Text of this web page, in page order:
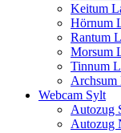
Keitum
Hörnum
Rantum
Morsum
Tinnum
Archsum
Webcam Sylt
Autozug
Autozug